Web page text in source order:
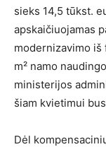
sieks 14,5 tūkst.
apskaičiuojamas
modernizavimo iš
m² namo
ministerijos
šiam kvietimui
Dėl